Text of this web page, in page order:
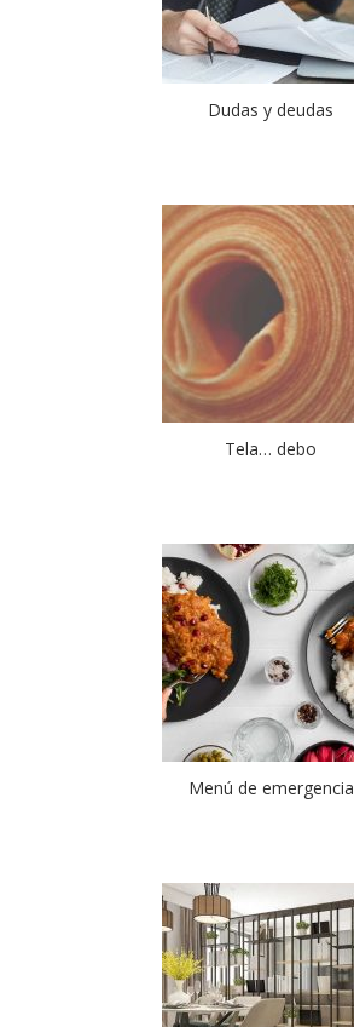
Dudas y deudas
Tela… debo
Menú de emergencia